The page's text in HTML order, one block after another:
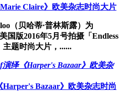
Claire》欧美杂志时尚大片
（贝哈蒂·普林斯露）为
国版2016年5月号拍摄「Endless
主题时尚大片，......
Harper's Bazaar》欧美杂志时尚